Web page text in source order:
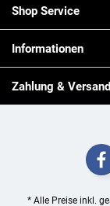
Shop Service
Informationen
Zahlung & Versand
* Alle Preise inkl.